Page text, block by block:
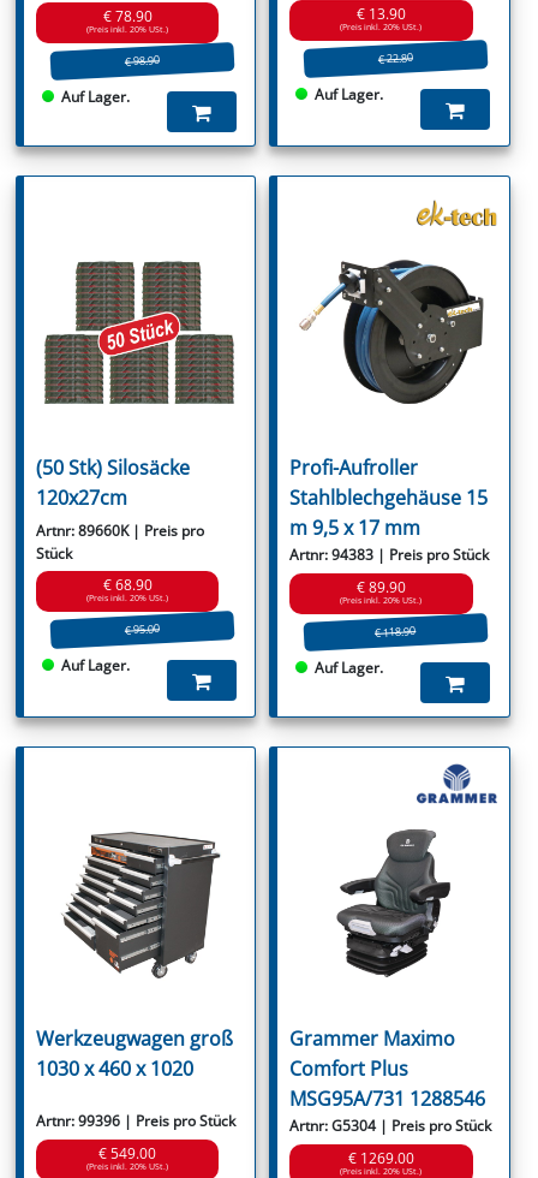
€ 78.90
(Preis inkl. 20% USt.)
€ 98.90
Auf Lager.
€ 13.90
(Preis inkl. 20% USt.)
€ 22.80
Auf Lager.
(50 Stk) Silosäcke
120x27cm
Artnr: 89660K | Preis pro
Stück
€ 68.90
(Preis inkl. 20% USt.)
€ 95.00
Auf Lager.
Profi-Aufroller
Stahlblechgehäuse 15
m 9,5 x 17 mm
Artnr: 94383 | Preis pro Stück
€ 89.90
(Preis inkl. 20% USt.)
€ 118.90
Auf Lager.
Werkzeugwagen groß
1030 x 460 x 1020
Artnr: 99396 | Preis pro Stück
€ 549.00
(Preis inkl. 20% USt.)
Grammer Maximo
Comfort Plus
MSG95A/731 1288546
Artnr: G5304 | Preis pro Stück
€ 1269.00
(Preis inkl. 20% USt.)